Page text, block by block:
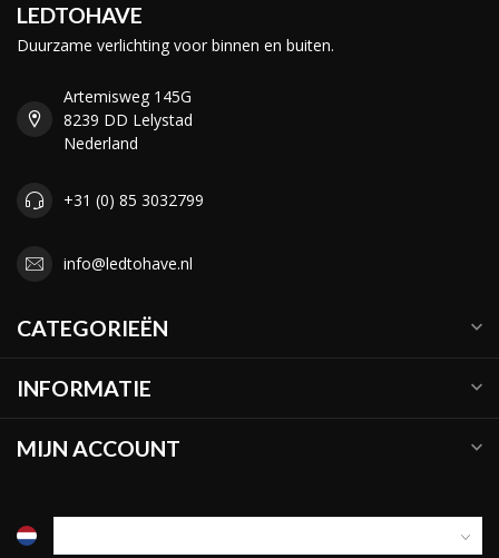
LEDTOHAVE
Duurzame verlichting voor binnen en buiten.
Artemisweg 145G
8239 DD Lelystad
Nederland
+31 (0) 85 3032799
info@ledtohave.nl
CATEGORIEËN
INFORMATIE
MIJN ACCOUNT